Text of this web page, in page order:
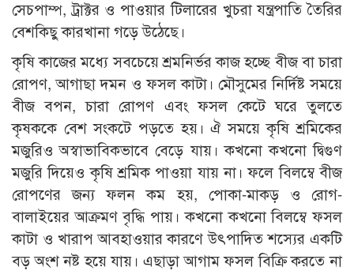
সেচপাম্প, ট্রাক্টর ও পাওয়ার টিলারের খুচরা যন্ত্রপাতি তৈরির
বেশকিছু কারখানা গড়ে উঠেছে।
কৃষি কাজের মধ্যে সবচেয়ে শ্রমনির্ভর কাজ হচ্ছে বীজ বা চারা
রোপণ, আগাছা দমন ও ফসল কাটা। মৌসুমের নির্দিষ্ট সময়ে
বীজ বপন, চারা রোপণ এবং ফসল কেটে ঘরে তুলতে
কৃষককে বেশ সংকটে পড়তে হয়। ঐ সময়ে কৃষি শ্রমিকের
মজুরিও অস্বাভাবিকভাবে বেড়ে যায়। কখনো কখনো দ্বিগুণ
মজুরি দিয়েও কৃষি শ্রমিক পাওয়া যায় না। ফলে বিলম্বে বীজ
রোপণের জন্য ফলন কম হয়, পোকা-মাকড় ও রোগ-
বালাইয়ের আক্রমণ বৃদ্ধি পায়। কখনো কখনো বিলম্বে ফসল
কাটা ও খারাপ আবহাওয়ার কারণে উৎপাদিত শস্যের একটি
বড় অংশ নষ্ট হয়ে যায়। এছাড়া আগাম ফসল বিক্রি করতে না